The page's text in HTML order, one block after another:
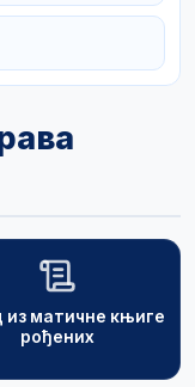
из матичне књиге
рођених